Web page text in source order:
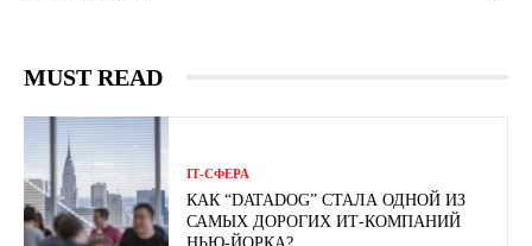
MUST READ
ІТ-СФЕРА
КАК “DATADOG” СТАЛА ОДНОЙ ИЗ
САМЫХ ДОРОГИХ ИТ-КОМПАНИЙ